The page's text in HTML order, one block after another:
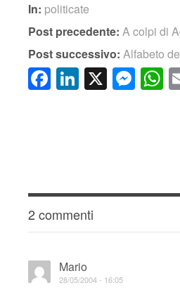
In: politicate
Post precedente:A colpi di
Post successivo:Alfabeto
Facebook
LinkedIn
X
2 commenti
Mario
28/05/2004 - 16:05